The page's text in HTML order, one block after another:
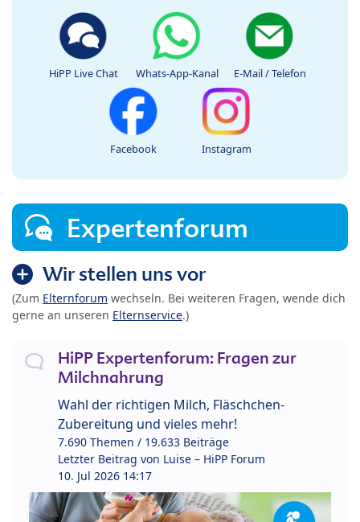
HiPP Live Chat Whats-App-Kanal E-Mail / Telefon
Facebook Instagram
Expertenforum
Wir stellen uns vor
(Zum Elternforum wechseln. Bei weiteren Fragen, wende dich
gerne an unseren Elternservice.)
HiPP Expertenforum: Fragen zur
Milchnahrung
Wahl der richtigen Milch, Fläschchen-
Zubereitung und vieles mehr!
7.690 Themen / 19.633 Beiträge
Letzter Beitrag von Luise – HiPP Forum
10. Jul 2026 14:17